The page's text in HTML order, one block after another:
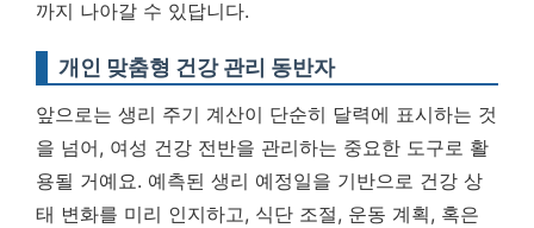
까지 나아갈 수 있답니다.
개인 맞춤형 건강 관리 동반자
앞으로는 생리 주기 계산이 단순히 달력에 표시하는 것
을 넘어, 여성 건강 전반을 관리하는 중요한 도구로 활
용될 거예요. 예측된 생리 예정일을 기반으로 건강 상
태 변화를 미리 인지하고, 식단 조절, 운동 계획, 혹은